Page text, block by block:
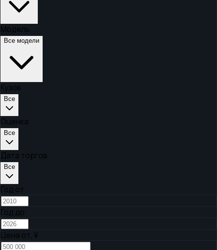
Модель
Все модели
Кузов
Все
Оценка
Все
Дата торгов
Все
Год от
Год до
Цена от, ¥